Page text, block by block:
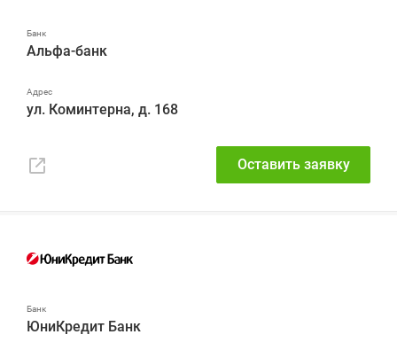
Альфа-банк
ул. Коминтерна, д. 168
Оставить заявку
ЮниКредит Банк